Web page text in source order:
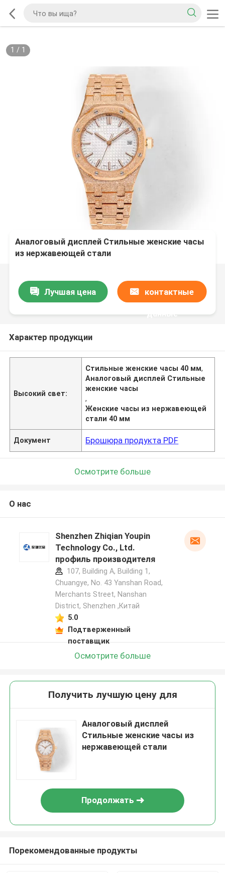
1 / 1
Аналоговый дисплей Стильные женские часы
из нержавеющей стали
Лучшая цена контактные
данные
Характер продукции
Высокий свет:
Стильные женские часы 40 мм,
Аналоговый дисплей Стильные
женские часы
,
Женские часы из нержавеющей
стали 40 мм
Документ Брошюра продукта PDF
Осмотрите больше
О нас
Shenzhen Zhiqian Youpin
Technology Co., Ltd.
профиль производителя
107, Building A, Building 1,
Chuangye, No. 43 Yanshan Road,
Merchants Street, Nanshan
District, Shenzhen ,Китай
5.0
Подтверженный
поставщик
Осмотрите больше
Получить лучшую цену для
Аналоговый дисплей
Стильные женские часы из
нержавеющей стали
Продолжать
Порекомендованные продукты